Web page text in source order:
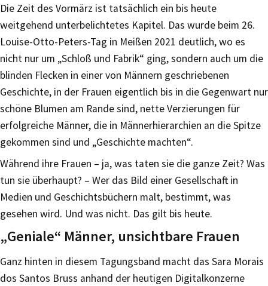
Die Zeit des Vormärz ist tatsächlich ein bis heute
weitgehend unterbelichtetes Kapitel. Das wurde beim 26.
Louise-Otto-Peters-Tag in Meißen 2021 deutlich, wo es
nicht nur um „Schloß und Fabrik“ ging, sondern auch um die
blinden Flecken in einer von Männern geschriebenen
Geschichte, in der Frauen eigentlich bis in die Gegenwart nur
schöne Blumen am Rande sind, nette Verzierungen für
erfolgreiche Männer, die in Männerhierarchien an die Spitze
gekommen sind und „Geschichte machten“.
Während ihre Frauen – ja, was taten sie die ganze Zeit? Was
tun sie überhaupt? – Wer das Bild einer Gesellschaft in
Medien und Geschichtsbüchern malt, bestimmt, was
gesehen wird. Und was nicht. Das gilt bis heute.
„Geniale“ Männer, unsichtbare Frauen
Ganz hinten in diesem Tagungsband macht das Sara Morais
dos Santos Bruss anhand der heutigen Digitalkonzerne